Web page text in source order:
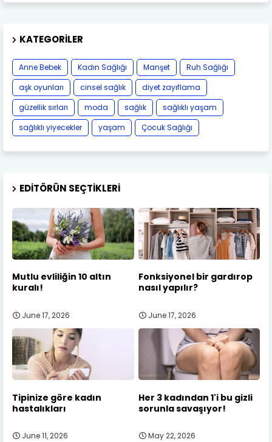
KATEGORILER
Anne Bebek Kadın Sağlığı Manşet
Ruh Sağlığı
aşk oyunları
cinsel sağlık
diyet zayıflama
güzellik sırları
moda sağlık
sağlıklı yaşam
sağlıklı yiyecekler
yaşam Çocuk Sağlığı
EDITÖRÜN SEÇTIKLERI
Mutlu evliliğin 10 altın
kuralı!
June 17, 2026
Fonksiyonel bir gardırop
nasıl yapılır?
June 17, 2026
Tipinize göre kadın
hastalıkları
June 11, 2026
Her 3 kadından 1'i bu gizli
sorunla savaşıyor!
May 22, 2026